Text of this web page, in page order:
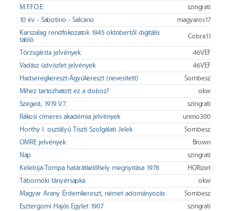
M.F.F.O.E.
szingrati
10 év - Sabotino - Salcano
magyaros17
Karszalag rendfokozatok 1945 októbertől digitális
tabló
Cobra11
Törzsgárda jelvények
46VEF
Vadász üdvözlet jelvények
46VEF
Hadseregkereszt-Ágyúkereszt (nevesített)
Sombesz
Mihez tartozhatott ez a doboz?
okw
Szeged, 1919.V.7.
szingrati
Rákosi címeres akadémia jelvények
unmo300
Horthy I. osztályú Tiszti Szolgálati Jelek
Sombesz
OMRE jelvények
Brown
Nap
szingrati
Kelebija-Tompa határátkelőhely megnyitása 1978
HORizet
Tábornoki tányérsapka
okw
Magyar Arany Érdemkereszt, német adományozás
Sombesz
Esztergomi Hajós Egylet 1907
szingrati